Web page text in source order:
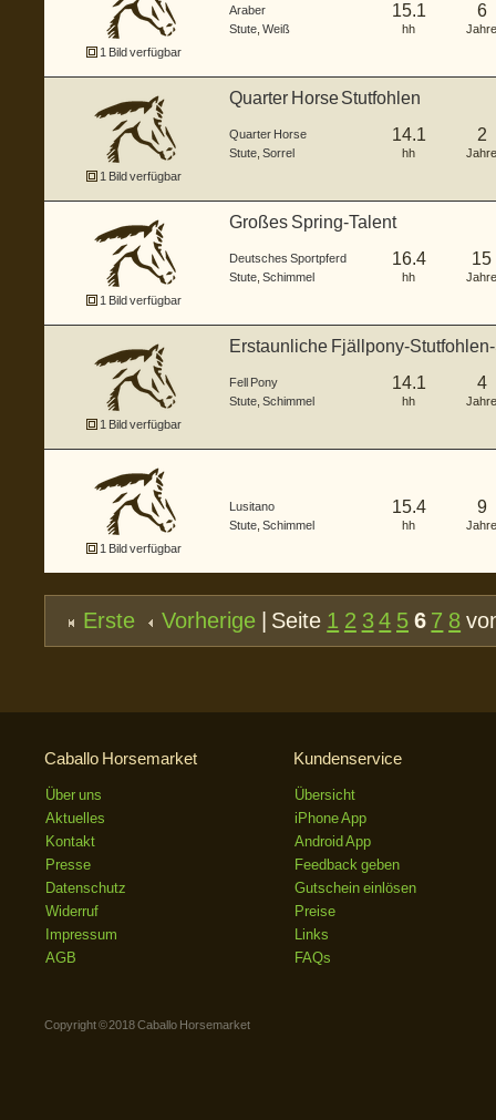
1 Bild verfügbar
Araber
Stute Weiß
15.1
hh
6
Jahre
1 Bild verfügbar
Quarter Horse Stutfohlen
Quarter Horse
Stute Sorrel
14.1
hh
2
Jahre
1 Bild verfügbar
Großes Spring-Talent
Deutsches Sportpferd
Stute Schimmel
16.4
hh
15
Jahre
1 Bild verfügbar
Erstaunliche Fjällpony-
Fell Pony
Stute Schimmel
14.1
hh
4
Jahre
1 Bild verfügbar
Lusitano
Stute Schimmel
15.4
hh
9
Jahre
Erste Vorherige | Seite 1 2 3 4 5 6 7 8
Caballo Horsemarket
Über uns
Aktuelles
Kontakt
Presse
Datenschutz
Widerruf
Impressum
AGB
Kundenservice
Übersicht
iPhone App
Android App
Feedback geben
Gutschein einlösen
Preise
Links
FAQs
Copyright © 2018 Caballo Horsemarket